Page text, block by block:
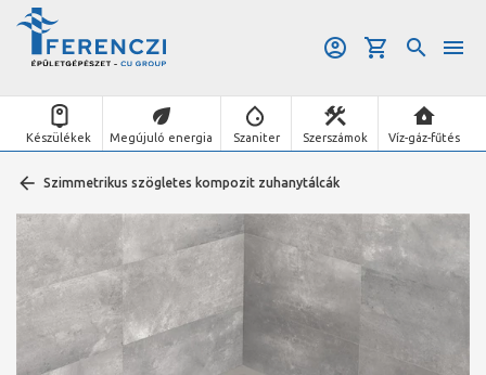
Készülékek Megújuló energia Szaniter Szerszámok Víz-gáz-fűtés
Szimmetrikus szögletes kompozit zuhanytálcák